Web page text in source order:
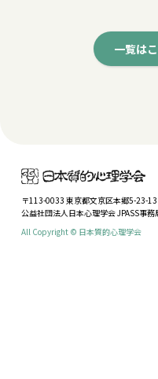
一覧は
〒113-0033 東京都文京区本郷5-23-
公益社団法人日本心理学会 JPASS事
All Copyright © 日本質的心理学会